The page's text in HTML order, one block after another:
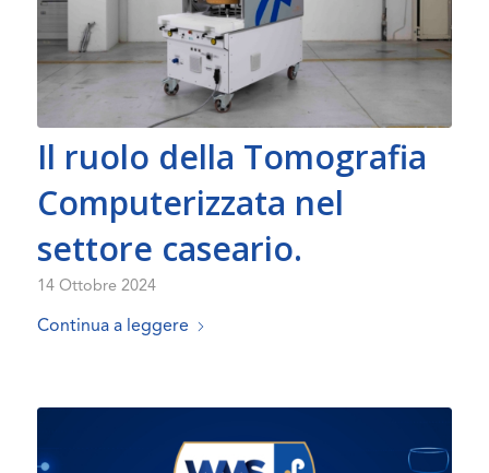
Il ruolo della Tomografia
Computerizzata nel
settore caseario.
14 Ottobre 2024
Continua a leggere